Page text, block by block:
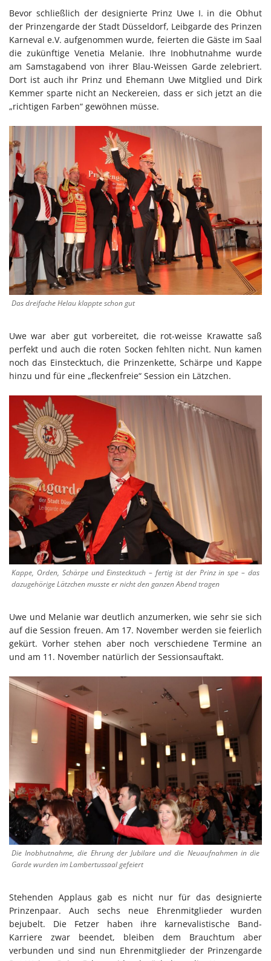
Bevor schließlich der designierte Prinz Uwe I. in die Obhut
der Prinzengarde der Stadt Düsseldorf, Leibgarde des Prinzen
Karneval e.V. aufgenommen wurde, feierten die Gäste im Saal
die zukünftige Venetia Melanie. Ihre Inobhutnahme wurde
am Samstagabend von ihrer Blau-Weissen Garde zelebriert.
Dort ist auch ihr Prinz und Ehemann Uwe Mitglied und Dirk
Kemmer sparte nicht an Neckereien, dass er sich jetzt an die
„richtigen Farben“ gewöhnen müsse.
Das dreifache Helau klappte schon gut
Uwe war aber gut vorbereitet, die rot-weisse Krawatte saß
perfekt und auch die roten Socken fehlten nicht. Nun kamen
noch das Einstecktuch, die Prinzenkette, Schärpe und Kappe
hinzu und für eine „fleckenfreie“ Session ein Lätzchen.
Kappe, Orden, Schärpe und Einstecktuch – fertig ist der Prinz in spe – das
dazugehörige Lätzchen musste er nicht den ganzen Abend tragen
Uwe und Melanie war deutlich anzumerken, wie sehr sie sich
auf die Session freuen. Am 17. November werden sie feierlich
gekürt. Vorher stehen aber noch verschiedene Termine an
und am 11. November natürlich der Sessionsauftakt.
Die Inobhutnahme, die Ehrung der Jubilare und die Neuaufnahmen in die
Garde wurden im Lambertussaal gefeiert
Stehenden Applaus gab es nicht nur für das designierte
Prinzenpaar. Auch sechs neue Ehrenmitglieder wurden
bejubelt. Die Fetzer haben ihre karnevalistische Band-
Karriere zwar beendet, bleiben dem Brauchtum aber
verbunden und sind nun Ehrenmitglieder der Prinzengarde